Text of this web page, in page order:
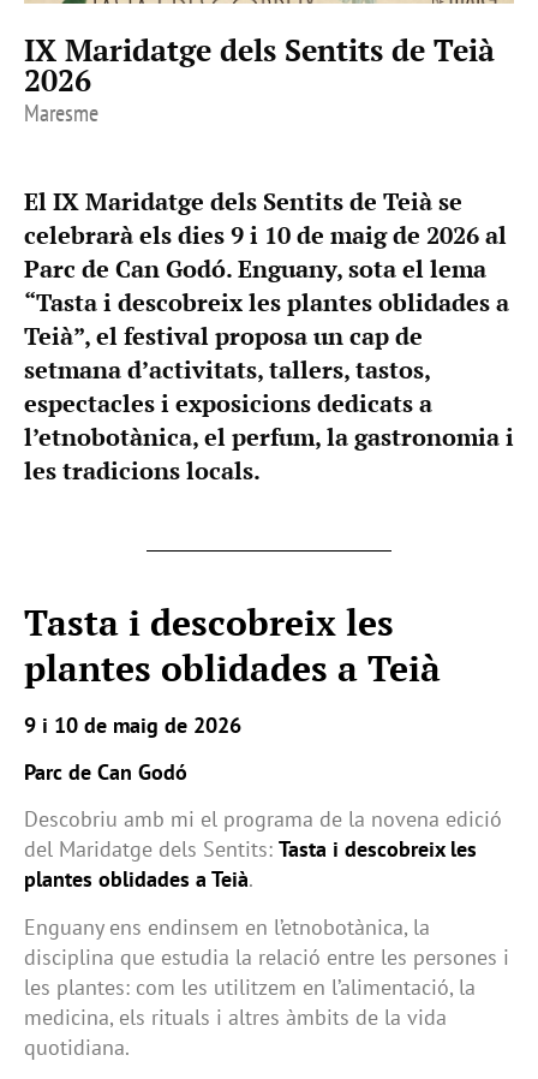
IX Maridatge dels Sentits de Teià
2026
Maresme
El IX Maridatge dels Sentits de Teià se
celebrarà els dies 9 i 10 de maig de 2026 al
Parc de Can Godó. Enguany, sota el lema
“Tasta i descobreix les plantes oblidades a
Teià”, el festival proposa un cap de
setmana d’activitats, tallers, tastos,
espectacles i exposicions dedicats a
l’etnobotànica, el perfum, la gastronomia i
les tradicions locals.
Tasta i descobreix les
plantes oblidades a Teià
9 i 10 de maig de 2026
Parc de Can Godó
Descobriu amb mi el programa de la novena edició
del Maridatge dels Sentits: Tasta i descobreix les
plantes oblidades a Teià.
Enguany ens endinsem en l’etnobotànica, la
disciplina que estudia la relació entre les persones i
les plantes: com les utilitzem en l’alimentació, la
medicina, els rituals i altres àmbits de la vida
quotidiana.